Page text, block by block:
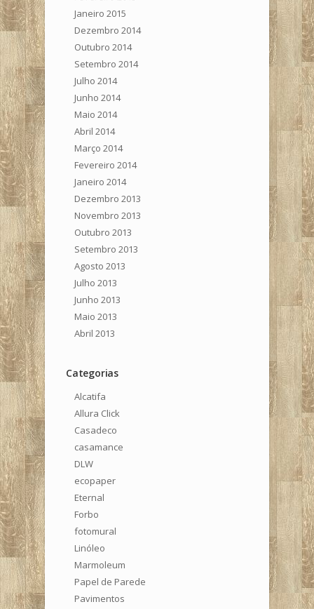
Janeiro 2015
Dezembro 2014
Outubro 2014
Setembro 2014
Julho 2014
Junho 2014
Maio 2014
Abril 2014
Março 2014
Fevereiro 2014
Janeiro 2014
Dezembro 2013
Novembro 2013
Outubro 2013
Setembro 2013
Agosto 2013
Julho 2013
Junho 2013
Maio 2013
Abril 2013
Categorias
Alcatifa
Allura Click
Casadeco
casamance
DLW
ecopaper
Eternal
Forbo
fotomural
Linóleo
Marmoleum
Papel de Parede
Pavimentos